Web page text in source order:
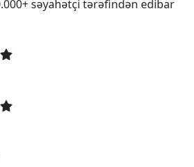
səyahətçi tərəfindən edibar